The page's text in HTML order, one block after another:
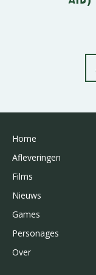
Home
Afleveringen
Films
Nieuws
Games
Personages
Over